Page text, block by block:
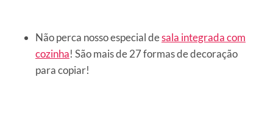
Não perca nosso especial desala integrada com
cozinha! São mais de 27 formas de decoração
para copiar!